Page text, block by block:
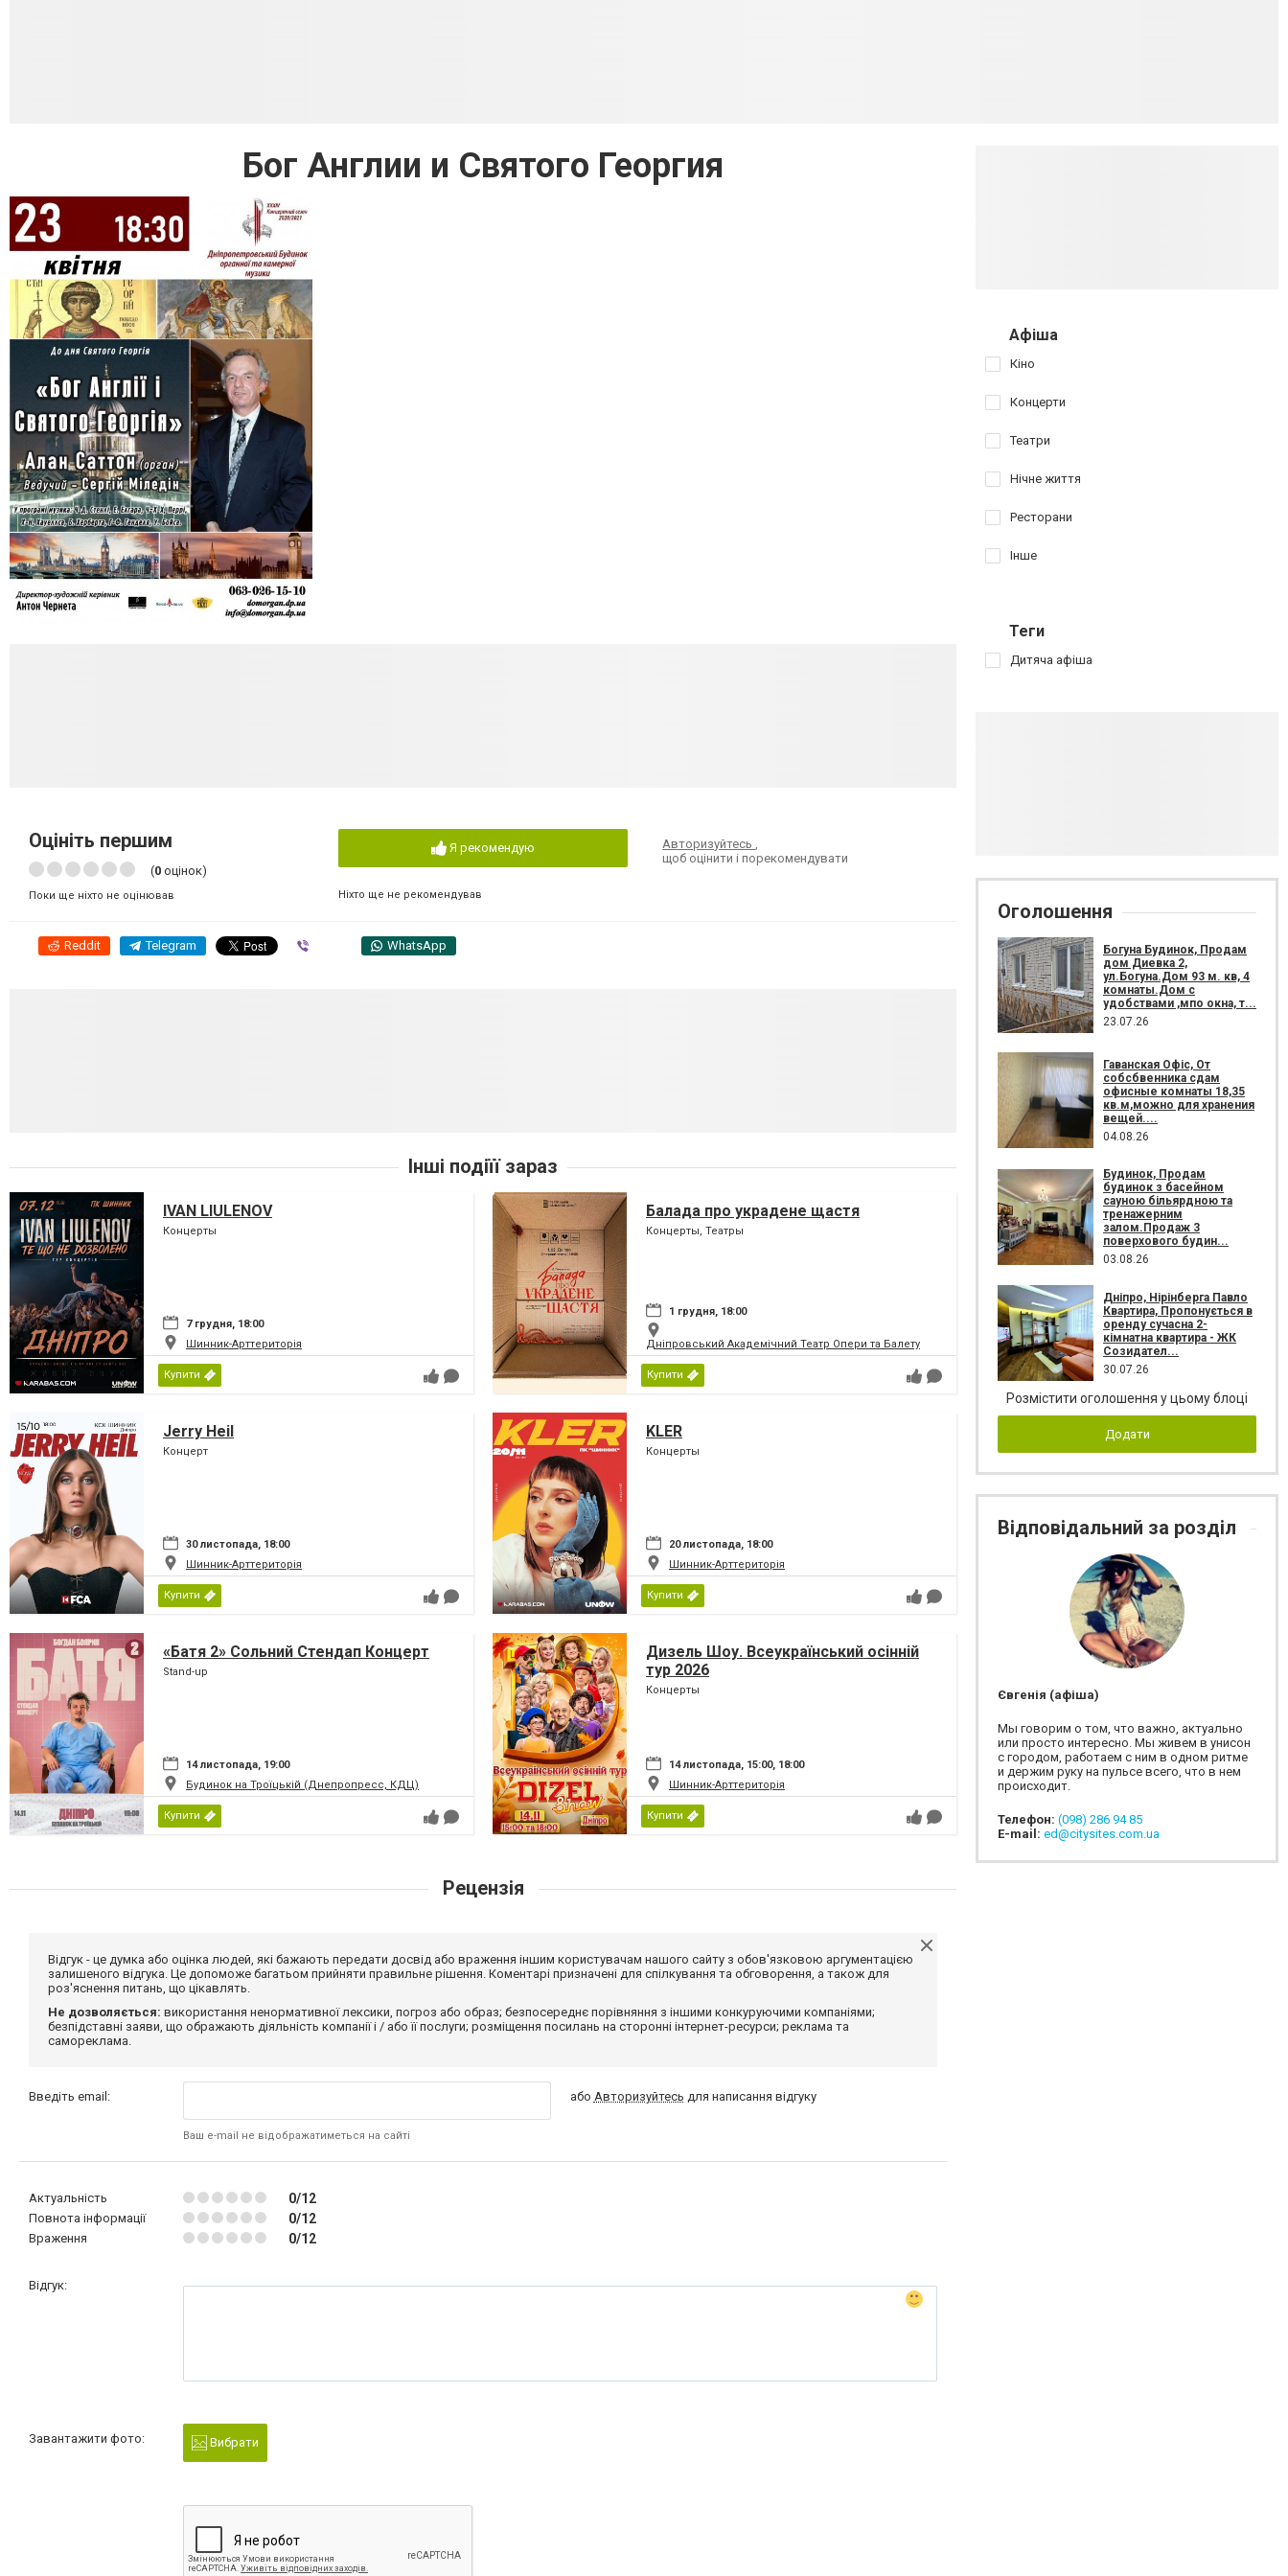
Бог Англии и Святого Георгия
Оцініть першим
(0 оцінок)
Поки ще ніхто не оцінював
Я рекомендую
Ніхто ще не рекомендував
Авторизуйтесь
щоб оцінити і порекомендувати
Reddit Telegram WhatsApp
Інші подіїї зараз
IVAN LIULENOV
Концерты
7 грудня, 18:00
Шинник-Арттериторія
Купити
Балада про украдене щастя
Концерты, Театры
1 грудня, 18:00
Дніпровський Академічний Театр Опери та Балету
Купити
Jerry Heil
Концерт
30 листопада, 18:00
Шинник-Арттериторія
Купити
KLER
Концерты
20 листопада, 18:00
Шинник-Арттериторія
Купити
«Батя 2» Сольний Стендап Концерт
Stand-up
14 листопада, 19:00
Будинок на Троїцькій (Днепропресс, КДЦ)
Купити
Дизель Шоу. Всеукраїнський осінній
тур 2026
Концерты
14 листопада, 15:00, 18:00
Шинник-Арттериторія
Купити
Рецензія
Відгук - це думка або оцінка людей, які бажають передати досвід або враження іншим користувачам нашого сайту з обов'язковою аргументацією
залишеного відгука. Це допоможе багатьом прийняти правильне рішення. Коментарі призначені для спілкування та обговорення, а також для
роз'яснення питань, що цікавлять.
Не дозволяється: використання ненормативної лексики, погроз або образ; безпосереднє порівняння з іншими конкуруючими компаніями;
безпідставні заяви, що ображають діяльність компанії і / або її послуги; розміщення посилань на сторонні інтернет-ресурси; реклама та
самореклама.
Введіть email:
Ваш e-mail не відображатиметься на сайті
або Авторизуйтесь для написання відгуку
Актуальність 0/12
Повнота інформації 0/12
Враження 0/12
Відгук:
Завантажити фото: Вибрати
Афіша
Кіно
Концерти
Театри
Нічне життя
Ресторани
Інше
Теги
Дитяча афіша
Оголошення
Богуна Будинок, Продам
дом Диевка 2,
ул.Богуна.Дом 93 м. кв, 4
комнаты.Дом с
удобствами ,мпо окна, т...
23.07.26
Гаванская Офіс, От
собсбвенника сдам
офисные комнаты 18,35
кв.м,можно для хранения
вещей....
04.08.26
Будинок, Продам
будинок з басейном
сауною більярдною та
тренажерним
залом.Продаж 3
поверхового будин...
03.08.26
Дніпро, Нірінберга Павло
Квартира, Пропонується в
оренду сучасна 2-
кімнатна квартира - ЖК
Созидател...
30.07.26
Розмістити оголошення у цьому блоці
Додати
Відповідальний за розділ
Євгенія (афіша)
Мы говорим о том, что важно, актуально
или просто интересно. Мы живем в унисон
с городом, работаем с ним в одном ритме
и держим руку на пульсе всего, что в нем
происходит.
Телефон: (098) 286 94 85
E-mail: ed@citysites.com.ua